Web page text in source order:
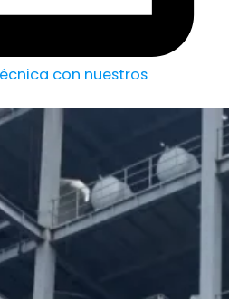
con nuestros